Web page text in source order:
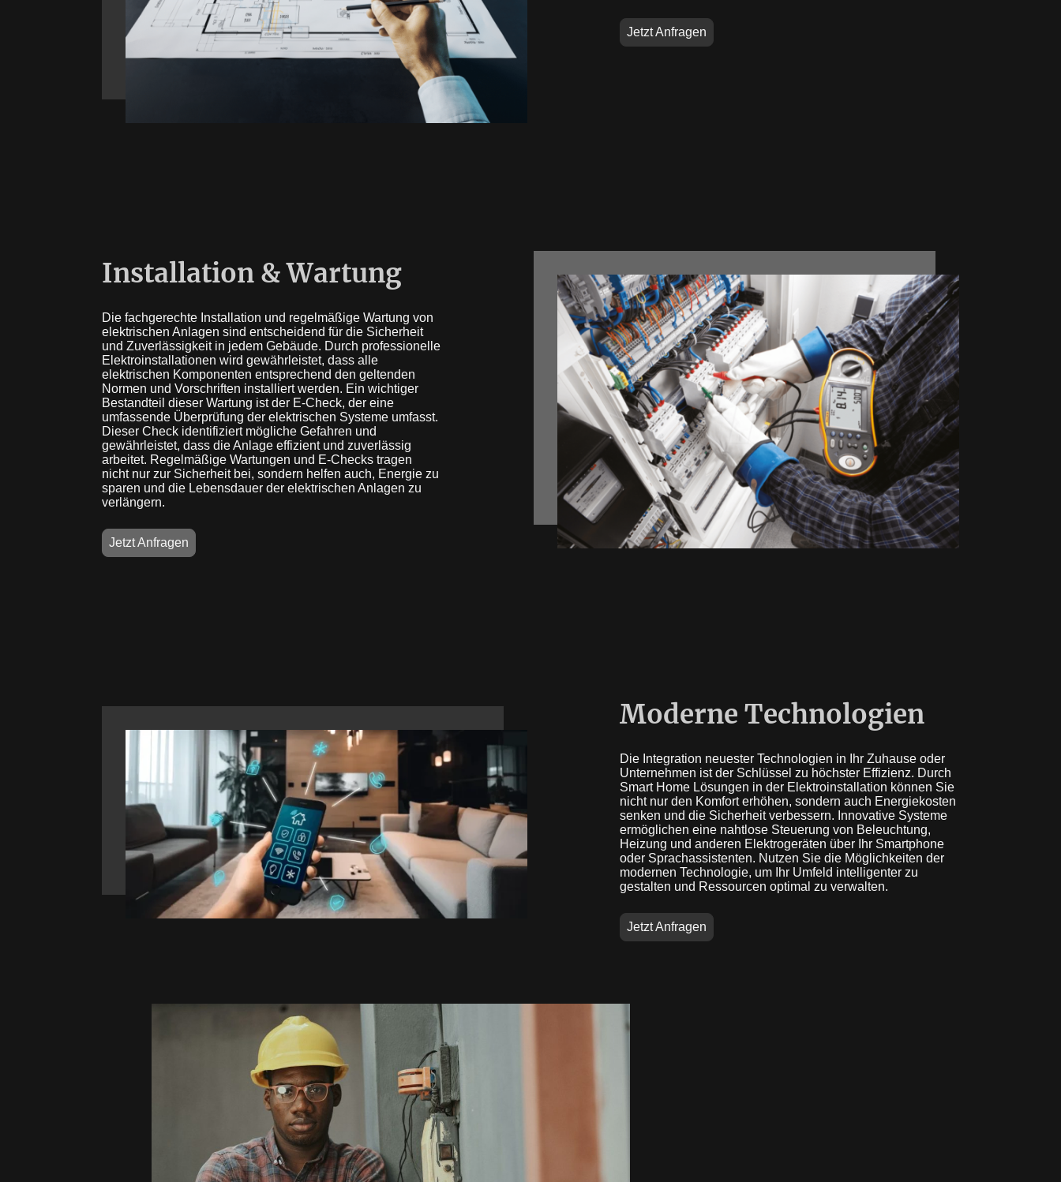
Jetzt Anfragen
Installation & Wartung
Die fachgerechte Installation und regelmäßige Wartung von
elektrischen Anlagen sind entscheidend für die Sicherheit
und Zuverlässigkeit in jedem Gebäude. Durch professionelle
Elektroinstallationen wird gewährleistet, dass alle
elektrischen Komponenten entsprechend den geltenden
Normen und Vorschriften installiert werden. Ein wichtiger
Bestandteil dieser Wartung ist der E-Check, der eine
umfassende Überprüfung der elektrischen Systeme umfasst.
Dieser Check identifiziert mögliche Gefahren und
gewährleistet, dass die Anlage effizient und zuverlässig
arbeitet. Regelmäßige Wartungen und E-Checks tragen
nicht nur zur Sicherheit bei, sondern helfen auch, Energie zu
sparen und die Lebensdauer der elektrischen Anlagen zu
verlängern.
Jetzt Anfragen
Moderne Technologien
Die Integration neuester Technologien in Ihr Zuhause oder
Unternehmen ist der Schlüssel zu höchster Effizienz. Durch
Smart Home Lösungen in der Elektroinstallation können Sie
nicht nur den Komfort erhöhen, sondern auch Energiekosten
senken und die Sicherheit verbessern. Innovative Systeme
ermöglichen eine nahtlose Steuerung von Beleuchtung,
Heizung und anderen Elektrogeräten über Ihr Smartphone
oder Sprachassistenten. Nutzen Sie die Möglichkeiten der
modernen Technologie, um Ihr Umfeld intelligenter zu
gestalten und Ressourcen optimal zu verwalten.
Jetzt Anfragen